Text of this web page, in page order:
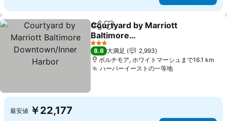
シェアお気に入りに追加
Courtyard by Marriott
Baltimore
Downtown/Inner Harbor
料金を表示
3 ホテルのランク
8.6 大満足
2,993
ボルチモア, ホワイトマーシュまで16.1 km
ハーバーイーストの一等地料金を表示
最安値 ￥22,177